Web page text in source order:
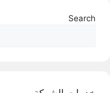
Search